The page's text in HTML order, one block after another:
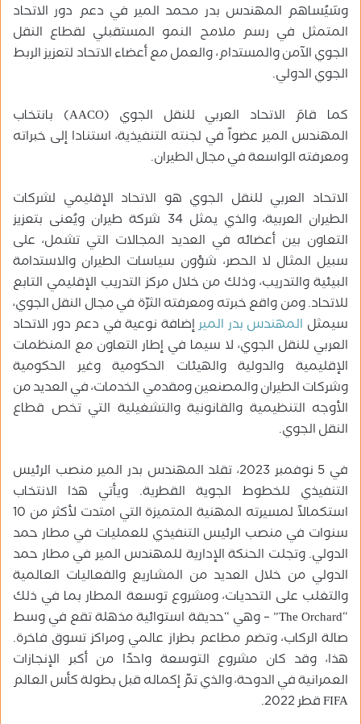
وسَيُساهم المهندس بدر محمد المير في دعم دور الاتحاد
المتمثل في رسم ملامح النمو المستقبلي لقطاع النقل
الجوي الآمن والمستدام، والعمل مع أعضاء الاتحاد لتعزيز الربط
الجوي الدولي.
كما قامَ الاتحاد العربي للنقل الجوي (AACO) بانتخاب
المهندس المير عضواً في لجنته التنفيذية، استنادا إلى خبراته
ومعرفته الواسعة في مجال الطيران.
الاتحاد العربي للنقل الجوي هو الاتحاد الإقليمي لشركات
الطيران العربية، والذي يمثل 34 شركة طيران ويُعنى بتعزيز
التعاون بين أعضائه في العديد المجالات التي تشمل، على
سبيل المثال لا الحصر، شؤون سياسات الطيران والاستدامة
البيئية والتدريب، وذلك من خلال مركز التدريب الإقليمي التابع
للاتحاد. ومن واقع خبرته ومعرفته الثرّة في مجال النقل الجوي،
سيمثل المهندس بدر الميرإضافة نوعية في دعم دور الاتحاد
العربي للنقل الجوي، لا سيما في إطار التعاون مع المنظمات
الإقليمية والدولية والهيئات الحكومية وغير الحكومية
وشركات الطيران والمصنعين ومقدمي الخدمات، في العديد من
الأوجه التنظيمية والقانونية والتشغيلية التي تخص قطاع
النقل الجوي.
في 5 نوفمبر 2023، تقلد المهندس بدر المير منصب الرئيس
التنفيذي للخطوط الجوية القطرية. ويأتي هذا الانتخاب
استكمالاً لمسيرته المهنية المتميزة التي امتدت لأكثر من 10
سنوات في منصب الرئيس التنفيذي للعمليات في مطار حمد
الدولي. وتجلت الحنكة الإدارية للمهندس المير في مطار حمد
الدولي من خلال العديد من المشاريع والفعاليات العالمية
والتغلب على التحديات، ومشروع توسعة المطار بما في ذلك
“The Orchard” – وهي “حديقة استوائية مذهلة تقع في وسط
صالة الركاب، وتضم مطاعم بطراز عالمي ومراكز تسوق فاخرة.
هذا، وقد كان مشروع التوسعة واحدًا من أكبر الإنجازات
العمرانية في الدوحة، والذي تمّ إكماله قبل بطولة كأس العالم
FIFA قطر 2022.